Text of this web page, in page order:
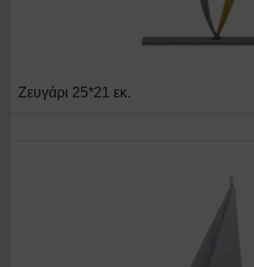
Ζευγάρι 25*21 εκ.